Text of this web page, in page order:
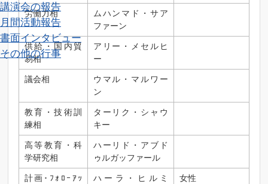
講演会の報告
月間活動報告
書面インタビュー
その他の行事
労働力相
ムハンマド・サア
ファーン
供給・国内貿
易相
アリー・メセルヒ
ー
議会相
ウマル・マルワー
ン
教育・技術訓
練相
ターリク・シャウ
キー
高等教育・科
学研究相
ハーリド・アブド
ゥルガッファール
計画･ﾌｫﾛｰｱｯ
ハーラ・ヒルミ
女性